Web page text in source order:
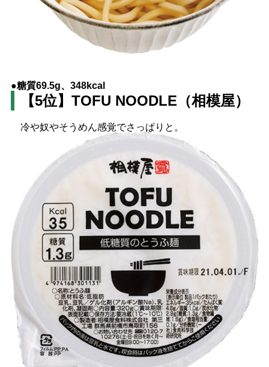
●糖質69.5g、348kcal
【5位】TOFU NOODLE（相模屋）
冷や奴やそうめん感覚でさっぱりと。